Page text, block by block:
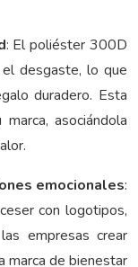
: El poliéster 300D
desgaste, lo que
duradero. Esta
asociándola
emocionales:
con logotipos,
empresas crear
marca de bienestar